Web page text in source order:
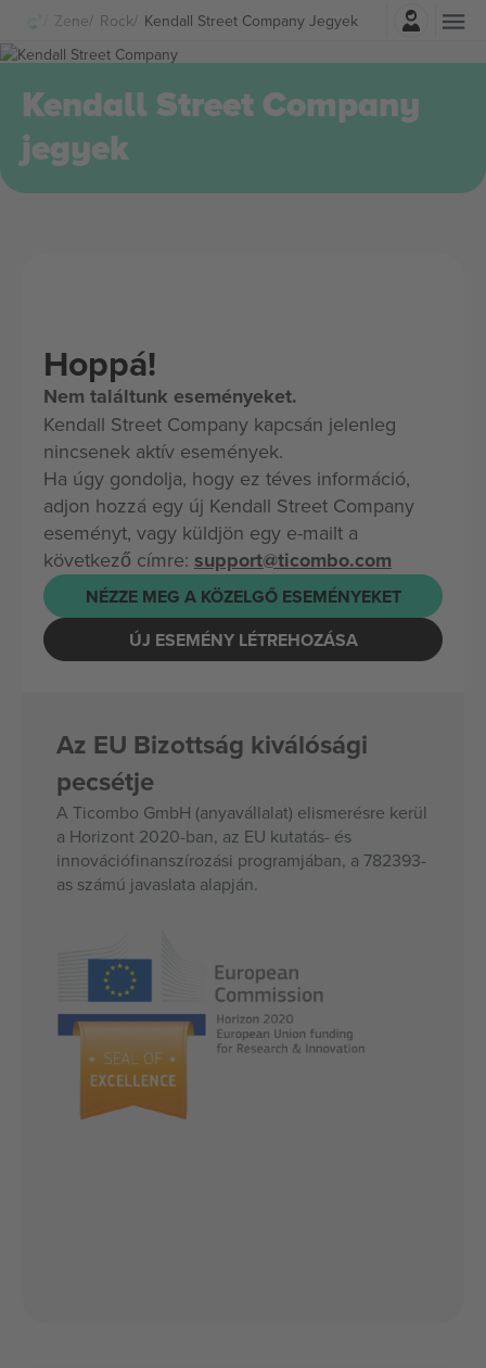
Zene Rock Kendall Street Company Jegyek
Belépés
Kendall Street Company
jegyek
Hoppá!
Nem találtunk eseményeket.
Kendall Street Company kapcsán jelenleg
nincsenek aktív események.
Ha úgy gondolja, hogy ez téves információ,
adjon hozzá egy új Kendall Street Company
eseményt, vagy küldjön egy e-mailt a
következő címre: support@ticombo.com
NÉZZE MEG A KÖZELGŐ ESEMÉNYEKET
ÚJ ESEMÉNY LÉTREHOZÁSA
Az EU Bizottság kiválósági
pecsétje
A Ticombo GmbH (anyavállalat) elismerésre kerül
a Horizont 2020-ban, az EU kutatás- és
innovációfinanszírozási programjában, a 782393-
as számú javaslata alapján.